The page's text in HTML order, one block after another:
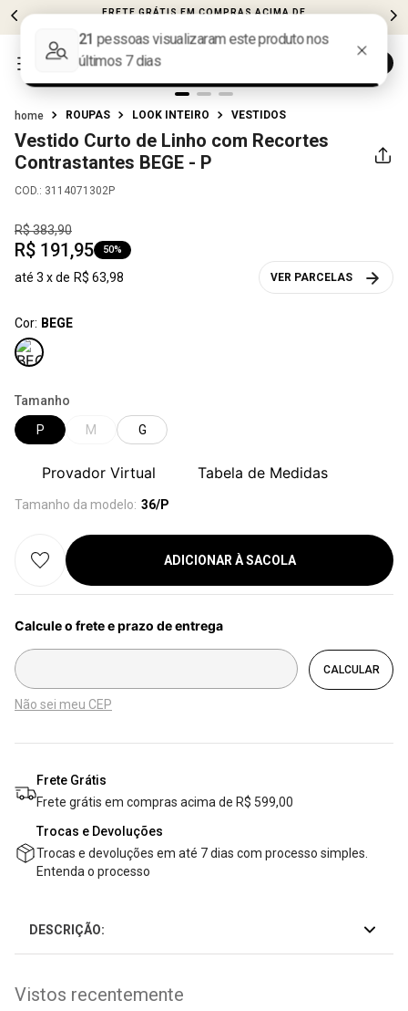
FRETE GRÁTIS EM COMPRAS ACIMA DE
ROUPAS LOOK INTEIRO VESTIDOS
Vestido Curto de Linho com Recortes
Contrastantes BEGE - P
COD.: 3114071302P
R$383,90
R$ 191,95 50%
até 3 x de R$ 63,98 VER PARCELAS
Cor: BEGE
Tamanho
P
M G
Provador Virtual Tabela de Medidas
Tamanho da modelo: 36/P
ADICIONAR À SACOLA
Não sei meu CEP
Frete Grátis
Frete grátis em compras acima de R$ 599,00
Trocas e Devoluções
Trocas e devoluções em até 7 dias com processo simples.
Entenda o processo
DESCRIÇÃO:
Vistos recentemente